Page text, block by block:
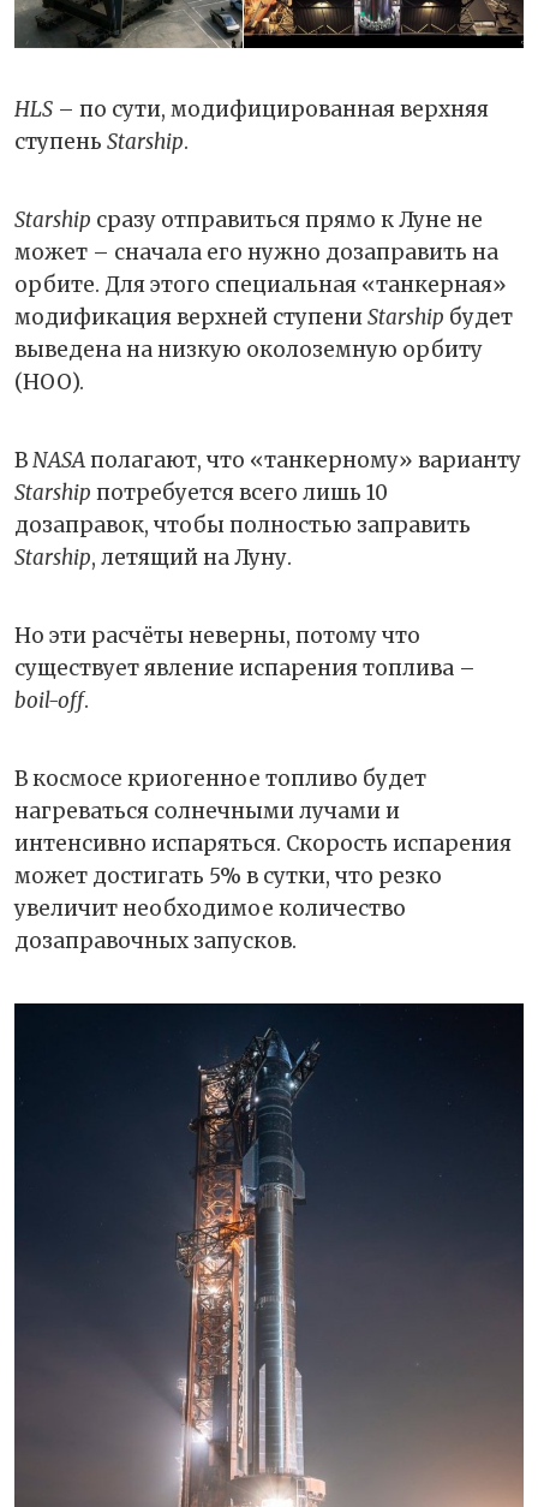
HLS – по сути, модифицированная верхняя
ступень Starship.
Starship сразу отправиться прямо к Луне не
может – сначала его нужно дозаправить на
орбите. Для этого специальная «танкерная»
модификация верхней ступениStarship будет
выведена на низкую околоземную орбиту
(НОО).
ВNASAполагают, что «танкерному» варианту
Starship потребуется всего лишь 10
дозаправок, чтобы полностью заправить
Starship, летящий на Луну.
Но эти расчёты неверны, потому что
существует явление испарения топлива –
boil-off.
В космосе криогенное топливо будет
нагреваться солнечными лучами и
интенсивно испаряться. Скорость испарения
может достигать 5% в сутки, что резко
увеличит необходимое количество
дозаправочных запусков.